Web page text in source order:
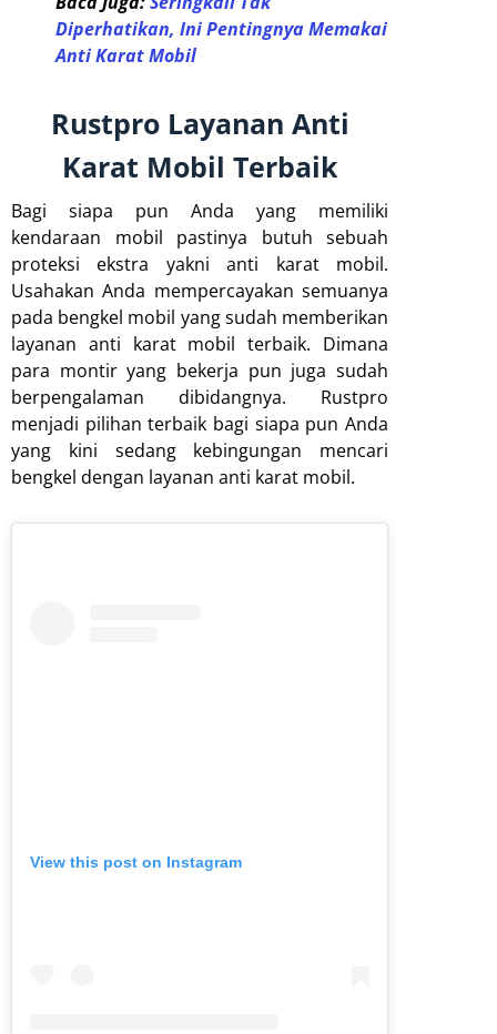
Diperhatikan, Ini Pentingnya Memakai
Anti Karat Mobil
Rustpro Layanan Anti
Karat Mobil Terbaik
Bagi siapa pun Anda yang memiliki
kendaraan mobil pastinya butuh sebuah
proteksi ekstra yakni anti karat mobil.
Usahakan Anda mempercayakan semuanya
pada bengkel mobil yang sudah memberikan
layanan anti karat mobil terbaik. Dimana
para montir yang bekerja pun juga sudah
berpengalaman dibidangnya. Rustpro
menjadi pilihan terbaik bagi siapa pun Anda
yang kini sedang kebingungan mencari
bengkel dengan layanan anti karat mobil.
View this post on Instagram